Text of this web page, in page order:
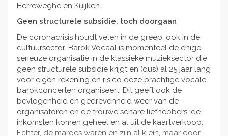
Herreweghe en Kuijken.
Geen structurele subsidie, toch doorgaan
De coronacrisis houdt velen in de greep, ook in de
cultuursector. Barok Vocaal is momenteel de enige
serieuze organisatie in de klassieke muzieksector die
geen structurele subsidie krijgt en (dus) al 25 jaar lang
voor eigen rekening en risico deze prachtige vocale
barokconcerten organiseert. Dit geeft ook de
bevlogenheid en gedrevenheid weer van de
organisatoren en de trouwe schare liefhebbers: de
inkomsten komen geheel en al uit de kaartverkoop.
Echter, de marges waren en zijn al klein, maar door